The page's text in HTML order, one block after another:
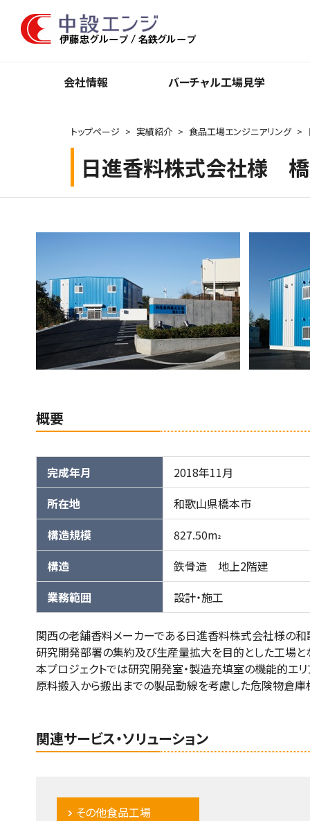
会社情報 バーチャル⼯場⾒学
トップページ 実績紹介 食品工場エンジニアリング
日進香料株式会社様
概要
完成年月
2018年11月
所在地
和歌山県橋本市
構造規模
827.50m2
構造
鉄骨造 地上2階建
業務範囲
設計・施工
関西の老舗香料メーカーである日進香料株式会社様の
研究開発部署の集約及び生産量拡大を目的とした工場と
本プロジェクトでは研究開発室・製造充填室の機能的エ
原料搬入から搬出までの製品動線を考慮した危険物倉庫
関連サービス・ソリューション
その他食品工場